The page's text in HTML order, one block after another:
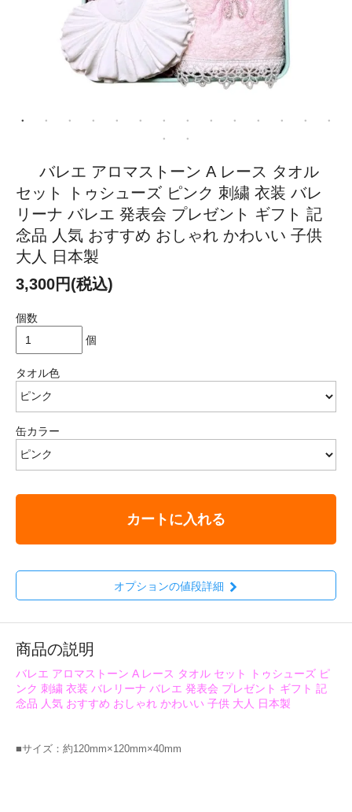
バレエ アロマストーン A レース タオル
セット トゥシューズ ピンク 刺繍 衣装 バレ
リーナ バレエ 発表会 プレゼント ギフト 記
念品 人気 おすすめ おしゃれ かわいい 子供
大人 日本製
3,300円(税込)
個数
個
タオル色
缶カラー
カートに入れる
オプションの値段詳細
商品の説明
バレエ アロマストーン A レース タオル セット トゥシューズ ピ
ンク 刺繍 衣装 バレリーナ バレエ 発表会 プレゼント ギフト 記
念品 人気 おすすめ おしゃれ かわいい 子供 大人 日本製
■サイズ：約120mm×120mm×40mm